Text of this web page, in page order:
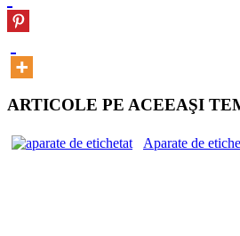
ARTICOLE PE ACEEAŞI
Aparate de